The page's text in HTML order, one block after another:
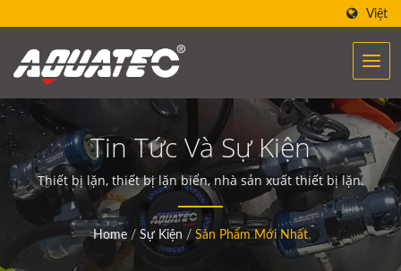
Việt
Tin Tức Và Sự Kiện
Thiết bị lặn, thiết bị lặn biển, nhà sản xuất thiết bị lặn.
Home / Sự Kiện / Sản Phẩm Mới Nhất